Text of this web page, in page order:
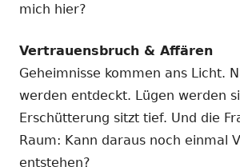
mich hier?
Vertrauensbruch & Affären
Geheimnisse kommen ans Licht.
werden entdeckt. Lügen werden
Erschütterung sitzt tief. Und die
Raum: Kann daraus noch einmal
entstehen?